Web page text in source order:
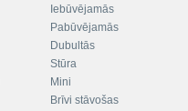
Iebūvējamās
Pabūvējamās
Dubultās
Stūra
Mini
Brīvi stāvošas